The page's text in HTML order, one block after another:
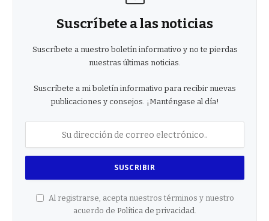
Suscríbete a las noticias
Suscríbete a nuestro boletín informativo y no te pierdas
nuestras últimas noticias.
Suscríbete a mi boletín informativo para recibir nuevas
publicaciones y consejos. ¡Manténgase al día!
Al registrarse, acepta nuestros términos y nuestro
acuerdo de Política de privacidad.